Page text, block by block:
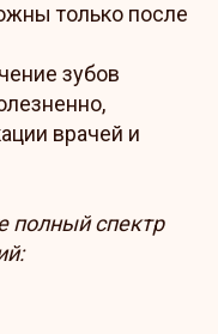
только после
зубов
врачей и
полный спектр